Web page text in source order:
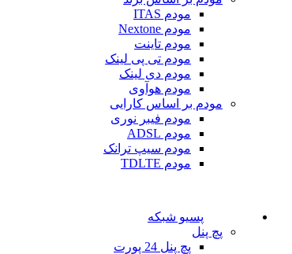
مودم ITAS
مودم Nextone
مودم تاینت
مودم تی پی لینک
مودم دی لینک
مودم هوآوی
مودم بر اساس کارایی
مودم فیبر نوری
مودم ADSL
مودم سیپ ترانک
مودم TDLTE
پسیو شبکه
پچ پنل
پچ پنل 24 پورت